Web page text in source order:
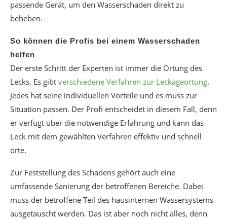
passende Gerät, um den Wasserschaden direkt zu
beheben.
So können die Profis bei einem Wasserschaden
helfen
Der erste Schritt der Experten ist immer die Ortung des
Lecks. Es gibt verschiedene Verfahren zur Leckageortung.
Jedes hat seine individuellen Vorteile und es muss zur
Situation passen. Der Profi entscheidet in diesem Fall, denn
er verfügt über die notwendige Erfahrung und kann das
Leck mit dem gewählten Verfahren effektiv und schnell
orte.
Zur Feststellung des Schadens gehört auch eine
umfassende Sanierung der betroffenen Bereiche. Dabei
muss der betroffene Teil des hausinternen Wassersystems
ausgetauscht werden. Das ist aber noch nicht alles, denn